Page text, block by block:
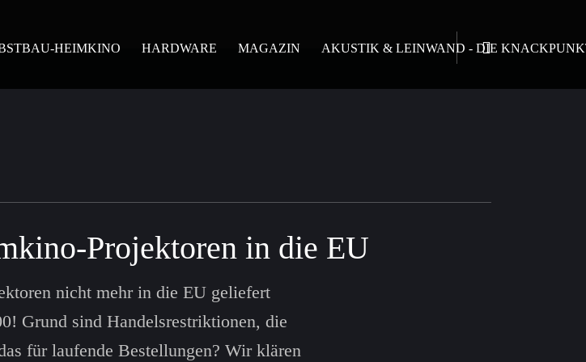
HEIMKINO HARDWARE MAGAZIN AKUSTIK & LEINWAND - DIE
Projektoren in die EU
nicht mehr in die EU geliefert
Grund sind Handelsrestriktionen, die
für laufende Bestellungen? Wir klären